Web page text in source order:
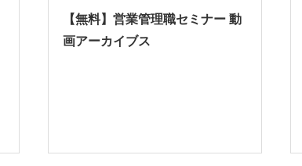
【無料】営業管理職セミナー 動
画アーカイブス